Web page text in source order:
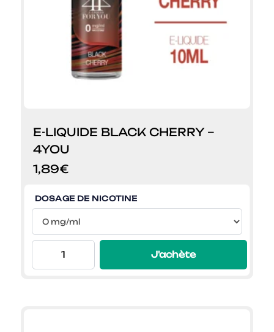
E-LIQUIDE BLACK CHERRY –
4YOU
1,89€
DOSAGE DE NICOTINE
J'achète